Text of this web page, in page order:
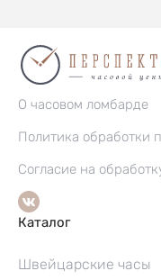
О часовом ломбарде
Политика обработки
Согласие на
Каталог
Швейцарские часы